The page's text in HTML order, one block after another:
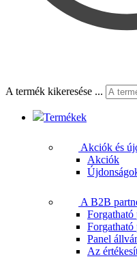
A termék kikeresése ...
Termékek
Akciók és
Akciók
A B2B
Panel
Az